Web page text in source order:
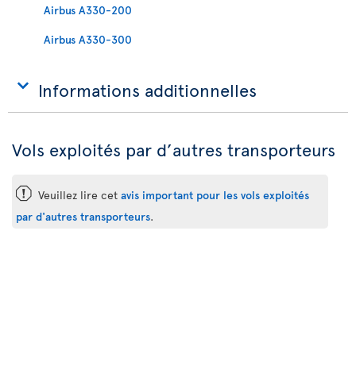
Airbus A330-200
Airbus A330-300
Informations additionnelles
Vols exploités par d’autres transporteurs
ü Veuillez lire cet avis important pour les vols exploités
par d'autres transporteurs.